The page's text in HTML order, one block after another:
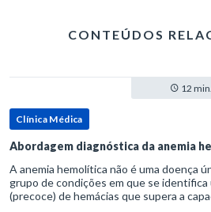
CONTEÚDOS
12 min.
Clínica Médica
Abordagem diagnóstica da anemia
A anemia hemolítica não é uma doença
grupo de condições em que se
(precoce) de hemácias que supera a